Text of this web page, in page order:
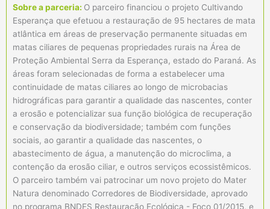
Sobre a parceria: O parceiro financiou o projeto Cultivando
Esperança que efetuou a restauração de 95 hectares de mata
atlântica em áreas de preservação permanente situadas em
matas ciliares de pequenas propriedades rurais na Área de
Proteção Ambiental Serra da Esperança, estado do Paraná. As
áreas foram selecionadas de forma a estabelecer uma
continuidade de matas ciliares ao longo de microbacias
hidrográficas para garantir a qualidade das nascentes, conter
a erosão e potencializar sua função biológica de recuperação
e conservação da biodiversidade; também com funções
sociais, ao garantir a qualidade das nascentes, o
abastecimento de água, a manutenção do microclima, a
contenção da erosão ciliar, e outros serviços ecossistêmicos.
O parceiro também vai patrocinar um novo projeto do Mater
Natura denominado Corredores de Biodiversidade, aprovado
no programa BNDES Restauração Ecológica - Foco 01/2015, e